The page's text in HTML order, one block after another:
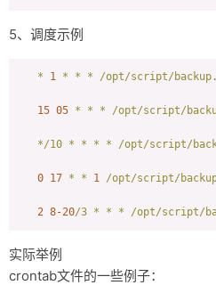
5、调度示例
* 1 * * * /opt/script/
15 05 * * * /opt/script/
*/10 * * * * /opt/script/
0 17 * * 1 /opt/script/
2 8-20/3 * * * /opt/script/
实际举例
crontab文件的一些例子：